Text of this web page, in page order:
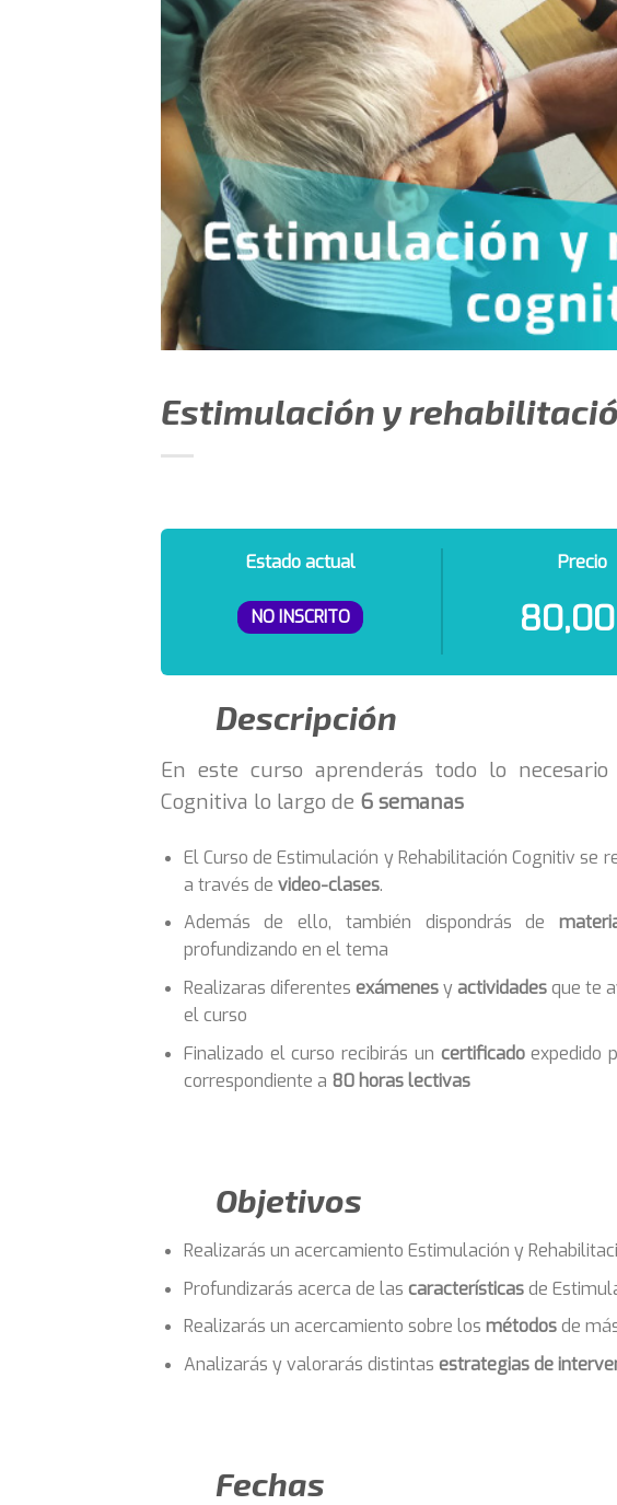
Estimulación y
Estado actual
NO INSCRITO
Precio
Descripción
En este curso aprenderás todo lo
Cognitiva lo largo de 6 semanas
El Curso de Estimulación y Rehabilitación Cognitiv se
a través de video-clases.
Además de ello, también dispondrás de
profundizando en el tema
Realizaras diferentes exámenesyactividadesque te
el curso
Finalizado el curso recibirás un certificadoexpedido
correspondiente a 80 horas lectivas
Objetivos
Realizarás un acercamiento Estimulación y
Profundizarás acerca de las característicasde
Realizarás un acercamiento sobre los métodosde
Analizarás y valorarás distintas estrategias de
Fechas